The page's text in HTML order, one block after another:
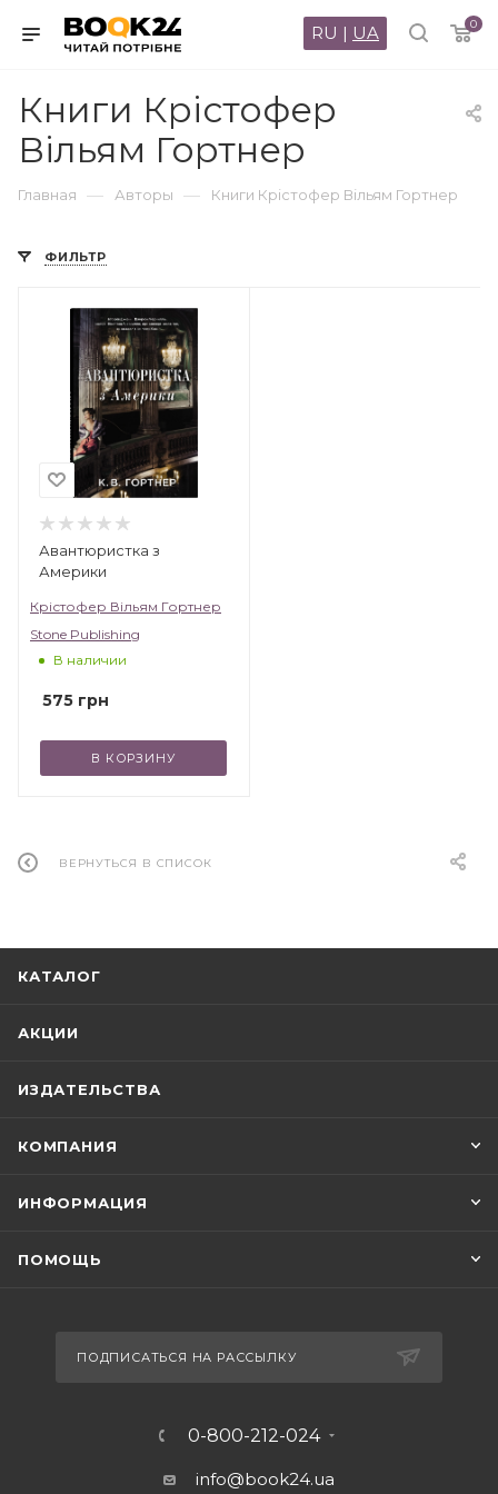
0
RU | UA
Книги Крістофер
Вільям Гортнер
Главная — Авторы — Книги Крістофер Вільям Гортнер
ФИЛЬТР
Авантюристка з
Америки
Крістофер Вільям Гортнер
Stone Publishing
В наличии
575 грн
В КОРЗИНУ
ВЕРНУТЬСЯ В СПИСОК
КАТАЛОГ
АКЦИИ
ИЗДАТЕЛЬСТВА
КОМПАНИЯ
ИНФОРМАЦИЯ
ПОМОЩЬ
ПОДПИСАТЬСЯ НА РАССЫЛКУ
0-800-212-024
info@book24.ua